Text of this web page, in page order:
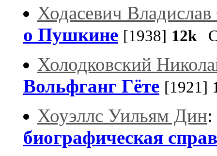
Ходасевич
о Пушкине [1938] 12k
Холодковский
Вольфганг Гёте [1921]
Хоуэллс Уильям Дин:
биографическая